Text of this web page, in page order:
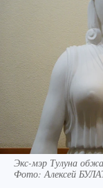
Экс-мэр Тулуна
Фото:Алексей